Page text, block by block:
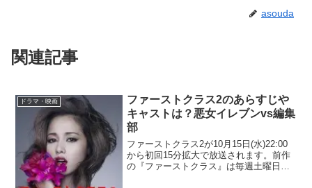
asouda
関連記事
ドラマ・映画
ファーストクラス2のあらすじや
キャストは？悪女イレブンvs編集
部
ファーストクラス2が10月15日(水)22:00
から初回15分拡大で放送されます。前作
の『ファーストクラス』は毎週土曜日